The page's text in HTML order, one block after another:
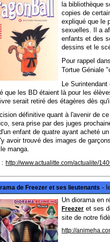
la bibliothèque
copies de
expliqué que le
sexuelles. Il a
enfants et des
dessins et le
Pour rappel
Tortue Géniale
Le
que les BD étaient là pour les
serait retiré des étagères dès
définitive quant à l'avenir de
sera prise par des juges
enfant de quatre ayant acheté
avoir trouvé des images de
manga.
: http://www.actualitte.com/actualite/
de Freezer et ses lieutenants -
Un diorama en
Freezer et ses
site de notre
http://